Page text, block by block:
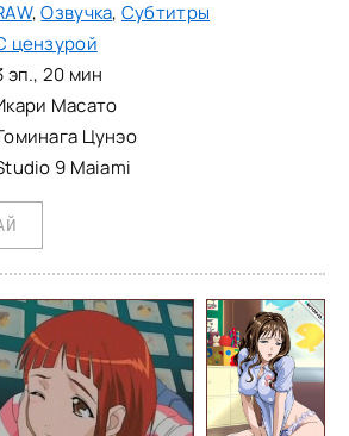
,Озвучка, Субтитры
цензурой
эп., 20 мин
Масато
Цунэо
9 Maiami